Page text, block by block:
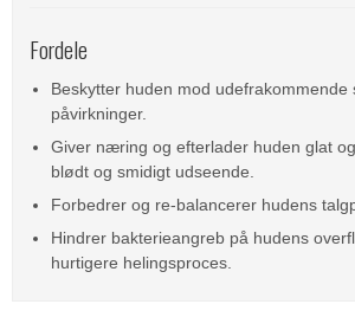
Fordele
Beskytter huden mod udefrakommende
påvirkninger.
Giver næring og efterlader huden glat
blødt og smidigt udseende.
Forbedrer og re-balancerer hudens
Hindrer bakterieangreb på hudens
hurtigere helingsproces.